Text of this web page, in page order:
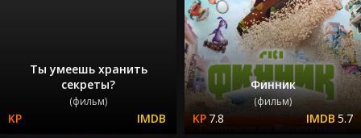
Ты умеешь хранить
секреты?
(фильм)
Финник
(фильм)
7.8 5.7